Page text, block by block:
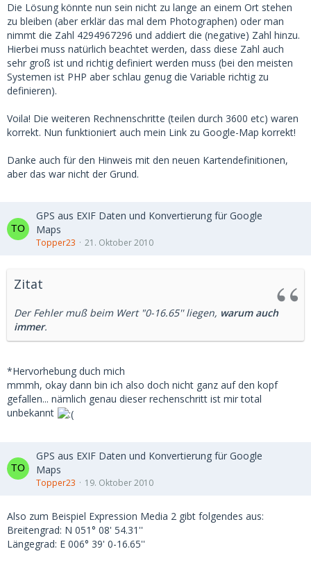
Die Lösung könnte nun sein nicht zu lange an einem Ort stehen
zu bleiben (aber erklär das mal dem Photographen) oder man
nimmt die Zahl 4294967296 und addiert die (negative) Zahl hinzu.
Hierbei muss natürlich beachtet werden, dass diese Zahl auch
sehr groß ist und richtig definiert werden muss (bei den meisten
Systemen ist PHP aber schlau genug die Variable richtig zu
definieren).
Voila! Die weiteren Rechnenschritte (teilen durch 3600 etc) waren
korrekt. Nun funktioniert auch mein Link zu Google-Map korrekt!
Danke auch für den Hinweis mit den neuen Kartendefinitionen,
aber das war nicht der Grund.
GPS aus EXIF Daten und Konvertierung für Google
Maps
Topper23 21. Oktober 2010
Zitat
Der Fehler muß beim Wert "0-16.65'' liegen, warum auch
immer.
*Hervorhebung duch mich
mmmh, okay dann bin ich also doch nicht ganz auf den kopf
gefallen... nämlich genau dieser rechenschritt ist mir total
unbekannt
GPS aus EXIF Daten und Konvertierung für Google
Maps
Topper23 19. Oktober 2010
Also zum Beispiel Expression Media 2 gibt folgendes aus:
Breitengrad: N 051° 08' 54.31''
Längegrad: E 006° 39' 0-16.65''